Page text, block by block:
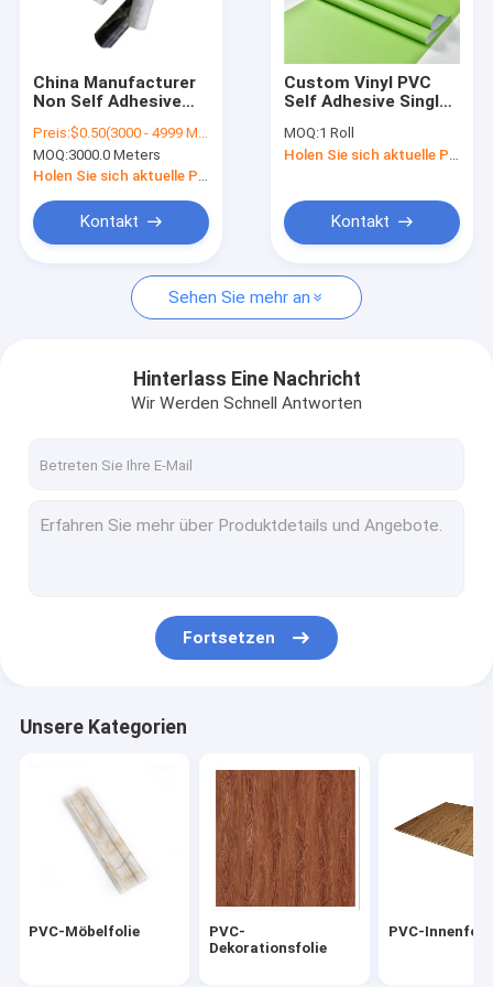
Kontakt
PVC-Dekorationsfolie
PVC-Innenfolie
Hochglanz PVC-Film
PVC-Laminierungs-Film
Hölzerner Korn PVC-Film
Selbstklebende PVC-Tapeten
China Manufacturer
Non Self Adhesive
Marble Texture
Waterproof Film
Preis:$0.50(3000 - 4999 Meters) $0.45(5000 - 9999 Meters) $0.43(>=10000 Meters)
MOQ:3000.0 Meters
Holen Sie sich aktuelle Preis
Kontakt
Custom Vinyl PVC
Self Adhesive Single
Wallpaper Removable
1.22m*50m Modern
Background
MOQ:1 Roll
Kontakt
Sehen Sie mehr an
Hinterlass Eine Nachricht
Wir Werden Schnell Antworten
Fortsetzen
Unsere Kategorien
PVC-Möbelfolie
PVC-
Dekorationsfolie
PVC-